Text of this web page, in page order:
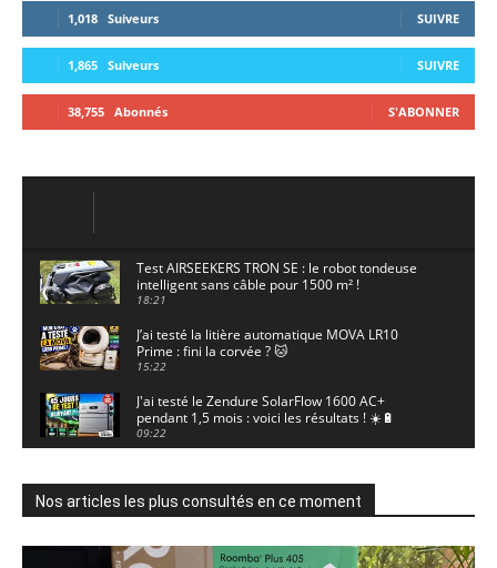
1,018 Suiveurs SUIVRE
1,865 Suiveurs SUIVRE
38,755 Abonnés S'ABONNER
Test AIRSEEKERS TRON SE : le robot tondeuse
intelligent sans câble pour 1500 m² !
18:21
J’ai testé la litière automatique MOVA LR10
Prime : fini la corvée ? 🐱
15:22
J'ai testé le Zendure SolarFlow 1600 AC+
pendant 1,5 mois : voici les résultats ! ☀️🔋
09:22
enregistre 24/7 grâce à l'AOV ! ☀️📹
11:30
Gouy-en-Artois. 18/07/2026
Nos articles les plus consultés en ce moment